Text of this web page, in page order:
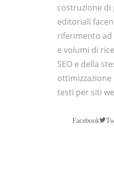
costruzione di
editoriali
riferimento
e volumi di
SEO e della
testi per siti
Facebook